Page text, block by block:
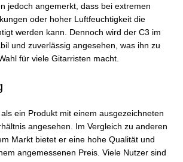
jedoch angemerkt, dass bei extremen
oder hoher Luftfeuchtigkeit die
werden kann. Dennoch wird der C3 im
und zuverlässig angesehen, was ihn zu
für viele Gitarristen macht.
ein Produkt mit einem ausgezeichneten
angesehen. Im Vergleich zu anderen
Markt bietet er eine hohe Qualität und
angemessenen Preis. Viele Nutzer sind